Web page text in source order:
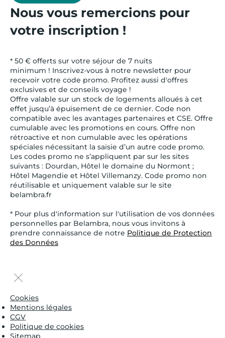
Nous vous remercions pour
votre inscription !
* 50 € offerts sur votre séjour de 7 nuits
minimum ! Inscrivez-vous à notre newsletter pour
recevoir votre code promo. Profitez aussi d'offres
exclusives et de conseils voyage !
Offre valable sur un stock de logements alloués à cet
effet jusqu’à épuisement de ce dernier. Code non
compatible avec les avantages partenaires et CSE. Offre
cumulable avec les promotions en cours. Offre non
rétroactive et non cumulable avec les opérations
spéciales nécessitant la saisie d’un autre code promo.
Les codes promo ne s’appliquent par sur les sites
suivants : Dourdan, Hôtel le domaine du Normont ;
Hôtel Magendie et Hôtel Villemanzy. Code promo non
réutilisable et uniquement valable sur le site
belambra.fr
* Pour plus d'information sur l'utilisation de vos données
personnelles par Belambra, nous vous invitons à
prendre connaissance de notre Politique de Protection
des Données
Cookies
Mentions légales
CGV
Politique de cookies
Sitemap